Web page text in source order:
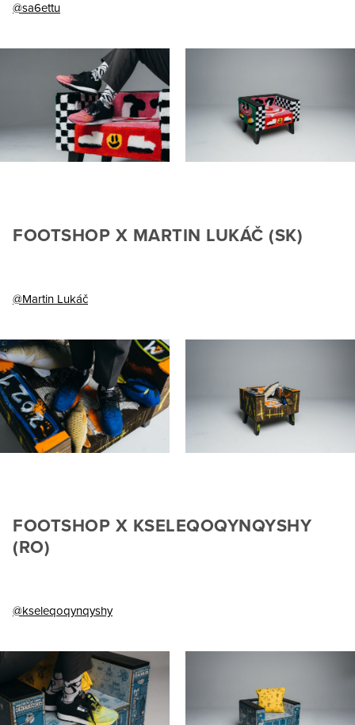
@sa6ettu
FOOTSHOP X MARTIN LUKÁČ (SK)
@Martin Lukáč
FOOTSHOP X KSELEQOQYNQYSHY
(RO)
@kseleqoqynqyshy